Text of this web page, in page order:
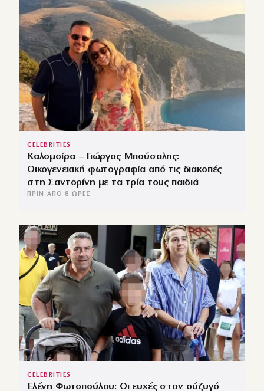
CELEBRITIES
Καλομοίρα – Γιώργος Μπούσαλης:
Οικογενειακή φωτογραφία από τις διακοπές
στη Σαντορίνη με τα τρία τους παιδιά
ΠΡΙΝ ΑΠΌ 8 ΏΡΕΣ
CELEBRITIES
Ελένη Φωτοπούλου: Οι ευχές στον σύζυγό